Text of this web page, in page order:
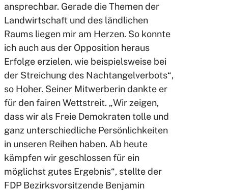
ansprechbar. Gerade die Themen der
Landwirtschaft und des ländlichen
Raums liegen mir am Herzen. So konnte
ich auch aus der Opposition heraus
Erfolge erzielen, wie beispielsweise bei
der Streichung des Nachtangelverbots“,
so Hoher. Seiner Mitwerberin dankte er
für den fairen Wettstreit. „Wir zeigen,
dass wir als Freie Demokraten tolle und
ganz unterschiedliche Persönlichkeiten
in unseren Reihen haben. Ab heute
kämpfen wir geschlossen für ein
möglichst gutes Ergebnis“, stellte der
FDP Bezirksvorsitzende Benjamin